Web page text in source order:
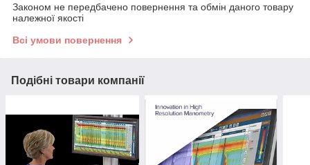
Законом не передбачено повернення та обмін даного товару
належної якості
Всі умови повернення
Подібні товари компанії